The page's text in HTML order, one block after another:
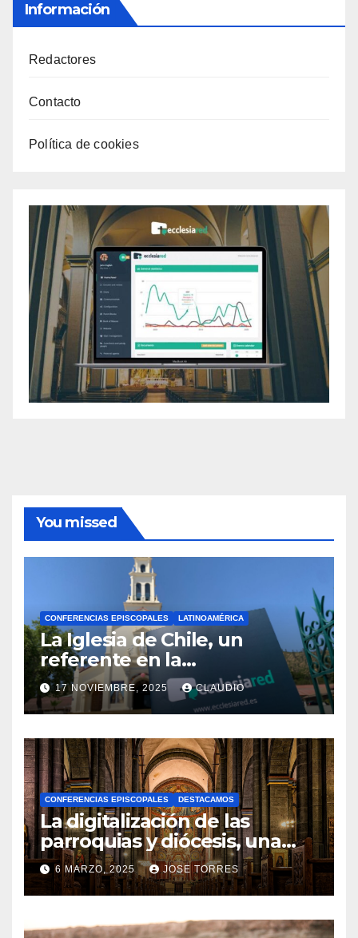
Información
Redactores
Contacto
Política de cookies
You missed
CONFERENCIAS EPISCOPALES LATINOAMÉRICA
La Iglesia de Chile, un
referente en la
transformación digital
gracias a Ecclesiared
17 NOVIEMBRE, 2025 CLAUDIO
N
O
H
A
Y
C
O
M
N
CONFERENCIAS EPISCOPALES DESTACAMOS
La digitalización de las
parroquias y diócesis, una
realidad ya para el futuro de
la Iglesia
6 MARZO, 2025 JOSE TORRES
N
O